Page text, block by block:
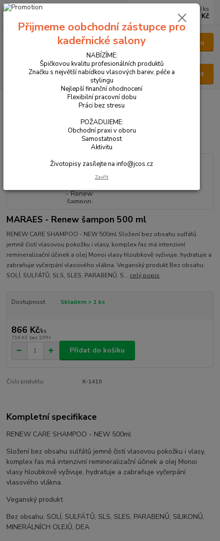
Menu
Hledat
0 ks
0 Kč
VŠECHNY PRODUKTY MARAES - Renew šampon 500 ml
MARAES - Renew šampon 500
MARAES - Renew šampon 500 ml
RENEW CARE SHAMPOO - NEW 500ml Složení bez obsahu sulfátů
jemně čistí vlasovou pokožku i vlasy, komplex řas má intenzivní
remineralizační účinek a olej Monoi vlasy hloubkově vyživuje, hydratuje a
zabraňuje vyčerpání vlasového vlákna. Veganský produkt Bez obsahu:
SOLÍ, SULFÁTŮ, SLS, SLES, PARABENŮ, S... celý popis
Dostupnost Skladem > 1 ks
866 Kč/ks
716 Kč bez DPH
Přidat do košíku
Číslo produktu: K-1410
Kompletní specifikace
RENEW CARE SHAMPOO - NEW 500ml
Složení bez obsahu sulfátů jemně čistí vlasovou pokožku i vlasy,
komplex řas má intenzivní remineralizační účinek a olej Monoi
vlasy hloubkově vyživuje, hydratuje a zabraňuje vyčerpání
vlasového vlákna.
Veganský produkt
Bez obsahu: SOLÍ, SULFÁTŮ, SLS, SLES, PARABENŮ, SILIKONŮ,
MINERÁLNÍCH OLEJŮ, DEA
Přijmeme oobchodní zástupce pro
kadeřnické salony
NABÍZÍME:
Špičkovou kvalitu profesionálních produktů
Značku s největší nabídkou vlasových barev, péče a
stylingu
Nejlepší finanční ohodnocení
Flexibilní pracovní dobu
Práci bez stresu
POŽADUJEME:
Obchodní praxi v oboru
Samostatnost
Aktivitu
Životopisy zasílejte na info@jcos.cz
Zavřít